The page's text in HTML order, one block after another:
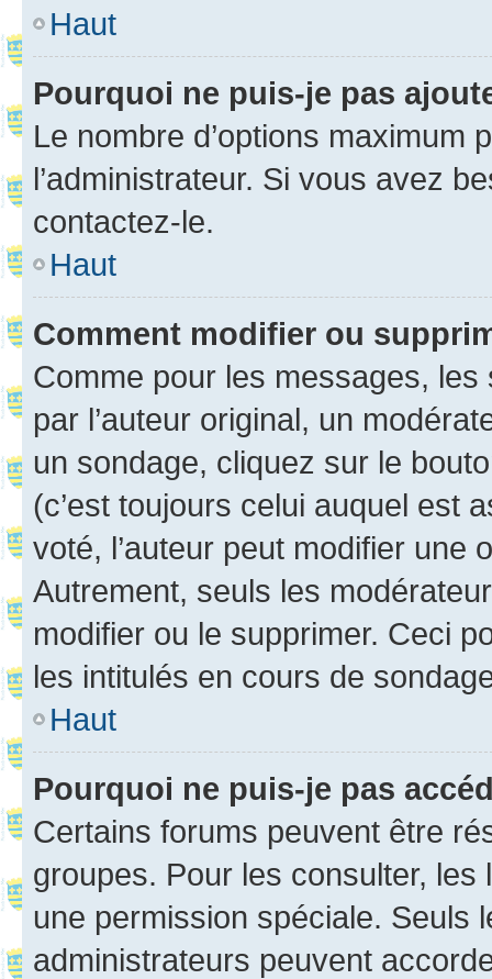
Haut
Pourquoi ne puis-je pas
Le nombre d’options maximum
l’administrateur. Si vous avez
contactez-le.
Haut
Comment modifier ou
Comme pour les messages,
par l’auteur original, un
un sondage, cliquez sur le
(c’est toujours celui auquel est
voté, l’auteur peut modifier une
Autrement, seuls les
modifier ou le supprimer. Ceci
les intitulés en cours de
Haut
Pourquoi ne puis-je pas
Certains forums peuvent être
groupes. Pour les consulter,
une permission spéciale. Seuls
administrateurs peuvent